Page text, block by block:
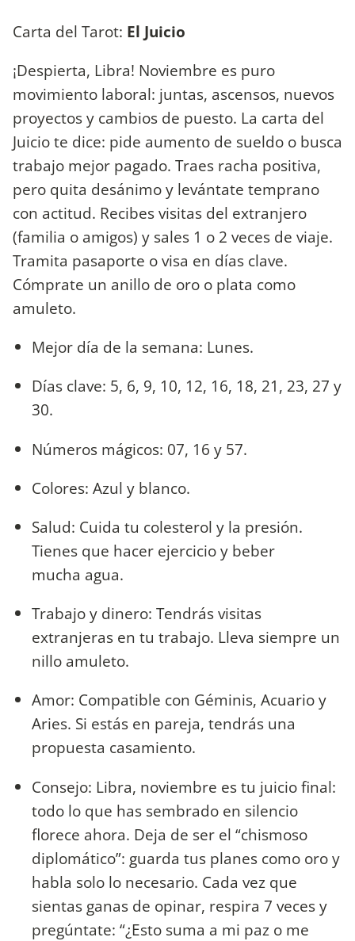
Carta del Tarot: El Juicio
¡Despierta, Libra! Noviembre es puro
movimiento laboral: juntas, ascensos, nuevos
proyectos y cambios de puesto. La carta del
Juicio te dice: pide aumento de sueldo o busca
trabajo mejor pagado. Traes racha positiva,
pero quita desánimo y levántate temprano
con actitud. Recibes visitas del extranjero
(familia o amigos) y sales 1 o 2 veces de viaje.
Tramita pasaporte o visa en días clave.
Cómprate un anillo de oro o plata como
amuleto.
Mejor día de la semana: Lunes.
Días clave: 5, 6, 9, 10, 12, 16, 18, 21, 23, 27 y
30.
Números mágicos: 07, 16 y 57.
Colores: Azul y blanco.
Salud: Cuida tu colesterol y la presión.
Tienes que hacer ejercicio y beber
mucha agua.
Trabajo y dinero: Tendrás visitas
extranjeras en tu trabajo. Lleva siempre un
nillo amuleto.
Amor: Compatible con Géminis, Acuario y
Aries. Si estás en pareja, tendrás una
propuesta casamiento.
Consejo: Libra, noviembre es tu juicio final:
todo lo que has sembrado en silencio
florece ahora. Deja de ser el “chismoso
diplomático”: guarda tus planes como oro y
habla solo lo necesario. Cada vez que
sientas ganas de opinar, respira 7 veces y
pregúntate: “¿Esto suma a mi paz o me